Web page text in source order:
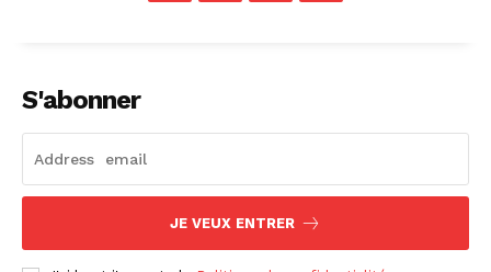
S'abonner
JE VEUX ENTRER